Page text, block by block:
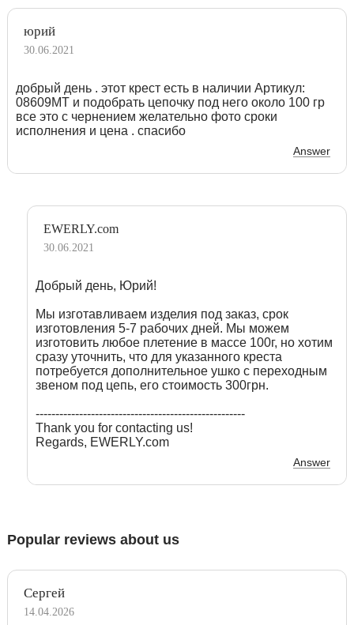
юрий
30.06.2021
добрый день . этот крест есть в наличии Артикул:
08609MT и подобрать цепочку под него около 100 гр
все это с чернением желательно фото сроки
исполнения и цена . спасибо
Answer
EWERLY.com
30.06.2021
Добрый день, Юрий!
Мы изготавливаем изделия под заказ, срок
изготовления 5-7 рабочих дней. Мы можем
изготовить любое плетение в массе 100г, но хотим
сразу уточнить, что для указанного креста
потребуется дополнительное ушко с переходным
звеном под цепь, его стоимость 300грн.
-----------------------------------------------------
Thank you for contacting us!
Regards, EWERLY.com
Answer
Popular reviews about us
Сергей
14.04.2026